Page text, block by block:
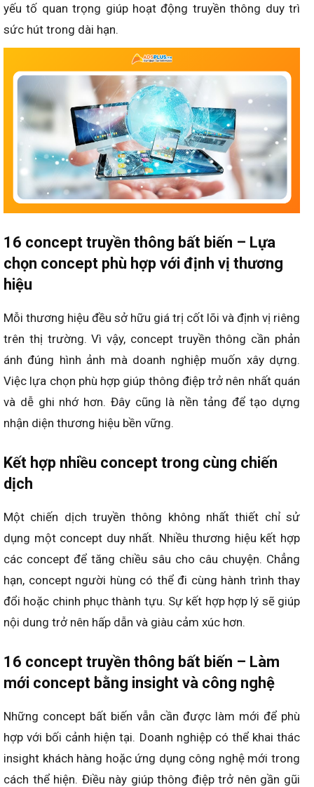
yếu tố quan trọng giúp hoạt động truyền thông duy trì
sức hút trong dài hạn.
16 concept truyền thông bất biến – Lựa
chọn concept phù hợp với định vị thương
hiệu
Mỗi thương hiệu đều sở hữu giá trị cốt lõi và định vị riêng
trên thị trường. Vì vậy, concept truyền thông cần phản
ánh đúng hình ảnh mà doanh nghiệp muốn xây dựng.
Việc lựa chọn phù hợp giúp thông điệp trở nên nhất quán
và dễ ghi nhớ hơn. Đây cũng là nền tảng để tạo dựng
nhận diện thương hiệu bền vững.
Kết hợp nhiều concept trong cùng chiến
dịch
Một chiến dịch truyền thông không nhất thiết chỉ sử
dụng một concept duy nhất. Nhiều thương hiệu kết hợp
các concept để tăng chiều sâu cho câu chuyện. Chẳng
hạn, concept người hùng có thể đi cùng hành trình thay
đổi hoặc chinh phục thành tựu. Sự kết hợp hợp lý sẽ giúp
nội dung trở nên hấp dẫn và giàu cảm xúc hơn.
16 concept truyền thông bất biến – Làm
mới concept bằng insight và công nghệ
Những concept bất biến vẫn cần được làm mới để phù
hợp với bối cảnh hiện tại. Doanh nghiệp có thể khai thác
insight khách hàng hoặc ứng dụng công nghệ mới trong
cách thể hiện. Điều này giúp thông điệp trở nên gần gũi